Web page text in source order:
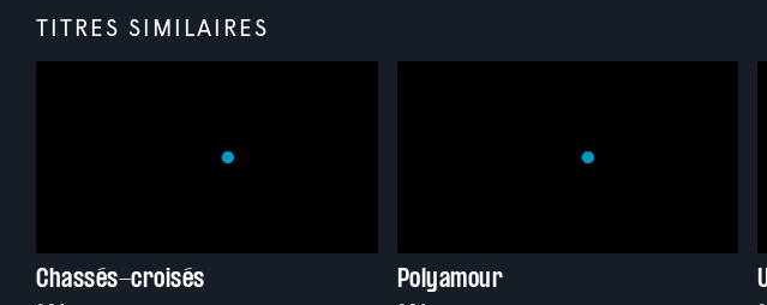
TITRES SIMILAIRES
Chassés-croisés Polyamour